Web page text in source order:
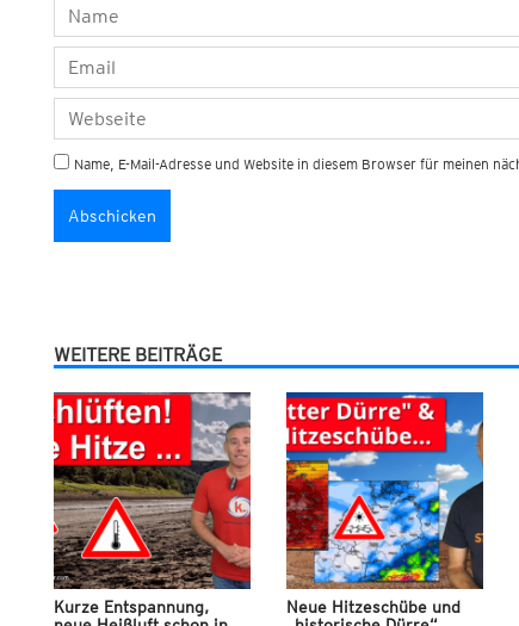
Name, E-Mail-Adresse und Website in diesem Browser für meinen
WEITERE BEITRÄGE
Kurze Entspannung,
Neue Hitzeschübe und